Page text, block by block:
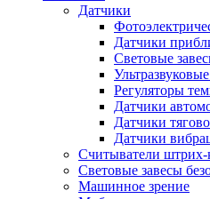
Датчики
Датчики
Световые
Регуляторы
Датчики
Датчики
Датчики
Считыватели штрих-
Световые завесы
Машинное зрение